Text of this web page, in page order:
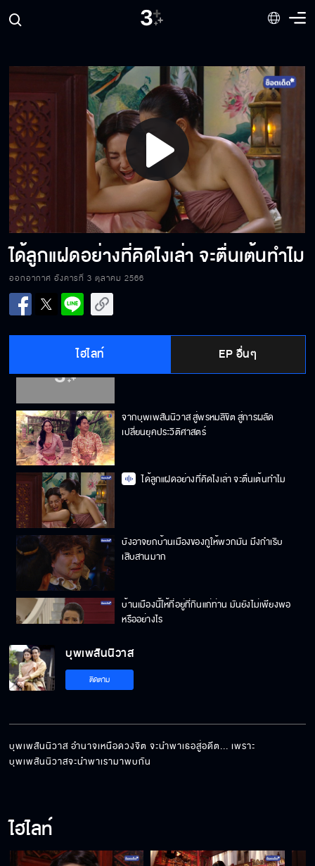
Play
Video
ได้ลูกแฝดอย่างที่คิดไงเล่า จะตื่นเต้นทำไม
ออกอากาศ อังคารที่ 3 ตุลาคม 2566
ไฮไลท์ EP อื่นๆ
จากบุพเพสันนิวาส สู่การนำพามาด้วยมนต์
กฤษณะกาลี
แม้จะกี่ภพ กี่ชาติ พี่ก็จะติดตามเคียงคู่ออเจ้าทุก
ชาติไป
ว่ายังไงลูกแม่ปราง...ยอมมั้ย
จากบุพเพสันนิวาส ถึงพรหมลิขิต สู่การเป็นพ่อ
จากบุพเพสันนิวาส สู่พรหมลิขิต สู่การผลัด
เปลี่ยนยุคประวิติศาสตร์
ได้ลูกแฝดอย่างที่คิดไงเล่า จะตื่นเต้นทำไม
บังอาจยกบ้านเมืองของกูให้พวกมัน มึงกําเริบ
เสิบสานมาก
บ้านเมืองนี้ให้ที่อยู่ที่กินแก่ท่าน มันยังไม่เพียงพอ
หรืออย่างไร
ท่านคิดว่า พระมหากษัตริย์ควรจะเป็นเช่นไร
ทำดีได้ แต่อย่าให้เด่น มันจะเกิดภัย
บุพเพสันนิวาส
ติดตาม
บุพเพสันนิวาส อำนาจเหนือดวงจิต จะนำพาเธอสู่อดีต... เพราะ
บุพเพสันนิวาสจะนำพาเรามาพบกัน
ไฮไลท์